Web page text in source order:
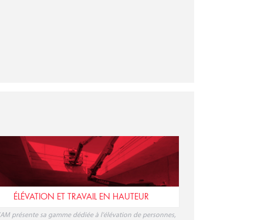
ÉLÉVATION ET TRAVAIL EN HAUTEUR
présente sa gamme dédiée à l'élévation de personnes,